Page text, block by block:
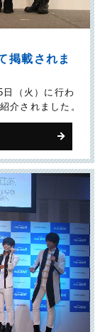
掲載されま
日（火）に行わ
介されました。